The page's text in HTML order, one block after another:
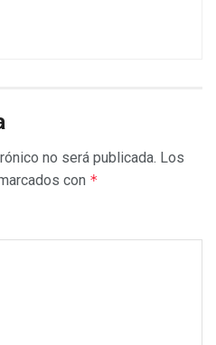
no será publicada. Los
con *